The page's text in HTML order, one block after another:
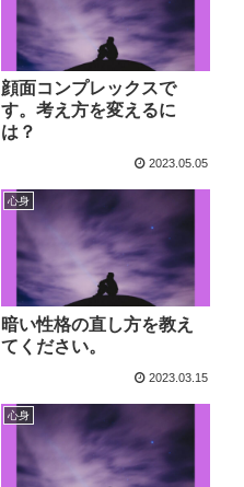
顔面コンプレックスで
す。考え方を変えるに
は？
2023.05.05
心身
暗い性格の直し方を教え
てください。
2023.03.15
心身